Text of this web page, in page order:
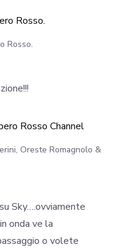
Rosso.
Oreste Romagnolo &
Sky….ovviamente
onda ve la
o volete